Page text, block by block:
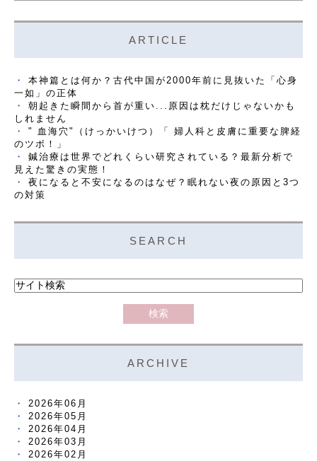
ARTICLE
本神篇とは何か？古代中国が2000年前に見抜いた「心身
一如」の正体
朝起きた瞬間から首が重い...原因は枕だけじゃないかも
しれません
" 血海穴"（けっかいけつ）「 婦人科と皮膚に重要な脾経
のツボ！」
鍼治療は世界でどれくらい研究されている？最新分析で
見えた驚きの実態！
夜になると不安になるのはなぜ？眠れない夜の原因と3つ
の対策
SEARCH
ARCHIVE
2026年06月
2026年05月
2026年04月
2026年03月
2026年02月